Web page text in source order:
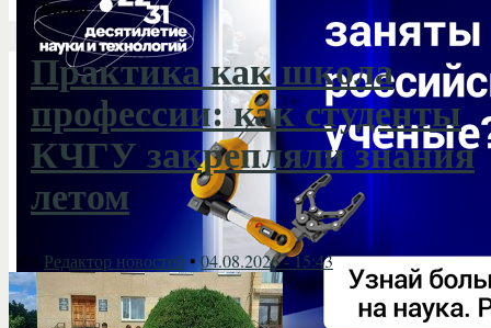
Видео
Практика как школа
профессии: как студенты
КЧГУ закрепляли знания
летом
От Редактор новостей • 04.08.2026 - 15:43